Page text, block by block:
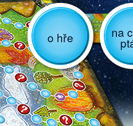
o hře na